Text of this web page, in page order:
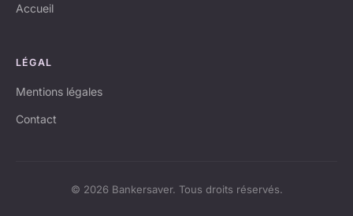
Accueil
LÉGAL
Mentions légales
Contact
© 2026 Bankersaver. Tous droits réservés.